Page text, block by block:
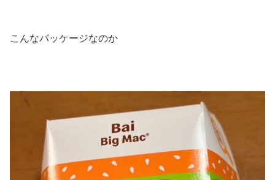
こんなパッケージなのか